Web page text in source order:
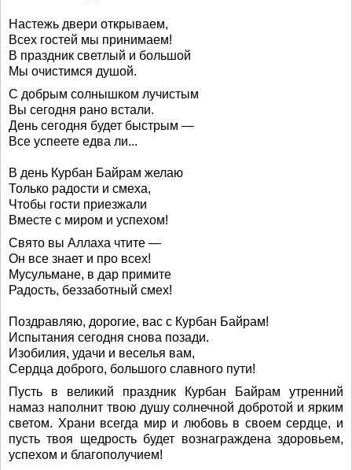
Настежь двери открываем,
Всех гостей мы принимаем!
В праздник светлый и большой
Мы очистимся душой.
С добрым солнышком лучистым
Вы сегодня рано встали.
День сегодня будет быстрым —
Все успеете едва ли...
В день Курбан Байрам желаю
Только радости и смеха,
Чтобы гости приезжали
Вместе с миром и успехом!
Свято вы Аллаха чтите —
Он все знает и про всех!
Мусульмане, в дар примите
Радость, беззаботный смех!
Поздравляю, дорогие, вас с Курбан Байрам!
Испытания сегодня снова позади.
Изобилия, удачи и веселья вам,
Сердца доброго, большого славного пути!
Пусть в великий праздник Курбан Байрам утренний
намаз наполнит твою душу солнечной добротой и ярким
светом. Храни всегда мир и любовь в своем сердце, и
пусть твоя щедрость будет вознаграждена здоровьем,
успехом и благополучием!